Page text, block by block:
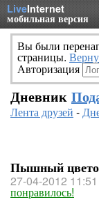
LiveInternet
мобильная версия
Вы были
страницы.
Авторизация
Дневник
Лента друзей -
Пышный
27-04-2012 11:51
понравилось!